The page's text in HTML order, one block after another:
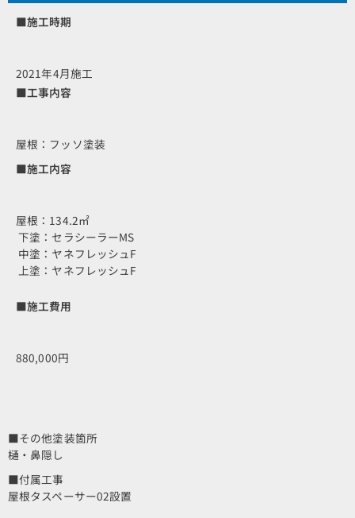
■施工時期
2021年4月施工
■工事内容
屋根：フッソ塗装
■施工内容
屋根：134.2㎡
下塗：セラシーラーMS
中塗：ヤネフレッシュF
上塗：ヤネフレッシュF
■施工費用
880,000円
■その他塗装箇所
樋・鼻隠し
■付属工事
屋根タスペーサー02設置